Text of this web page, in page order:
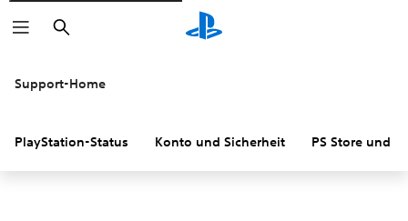
Suchen
Support-Home
PlayStation-Status Konto und Sicherheit PS Store und